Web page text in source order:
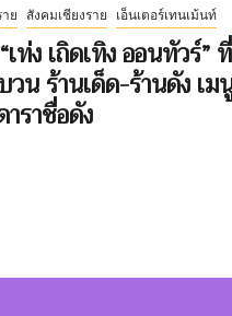
ย สังคมเชียงราย เอ็นเตอร์เทนเม้นท์
ท่ง เถิดเทิง ออนทัวร์” ที่
น ร้านเด็ด-ร้านดัง เม
ราชื่อดัง